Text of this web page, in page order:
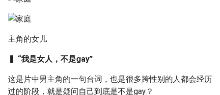
主角的女儿
▍ “我是女人，不是gay”
这是片中男主角的一句台词，也是很多跨性别的人都会经历
过的阶段，就是疑问自己到底是不是gay？